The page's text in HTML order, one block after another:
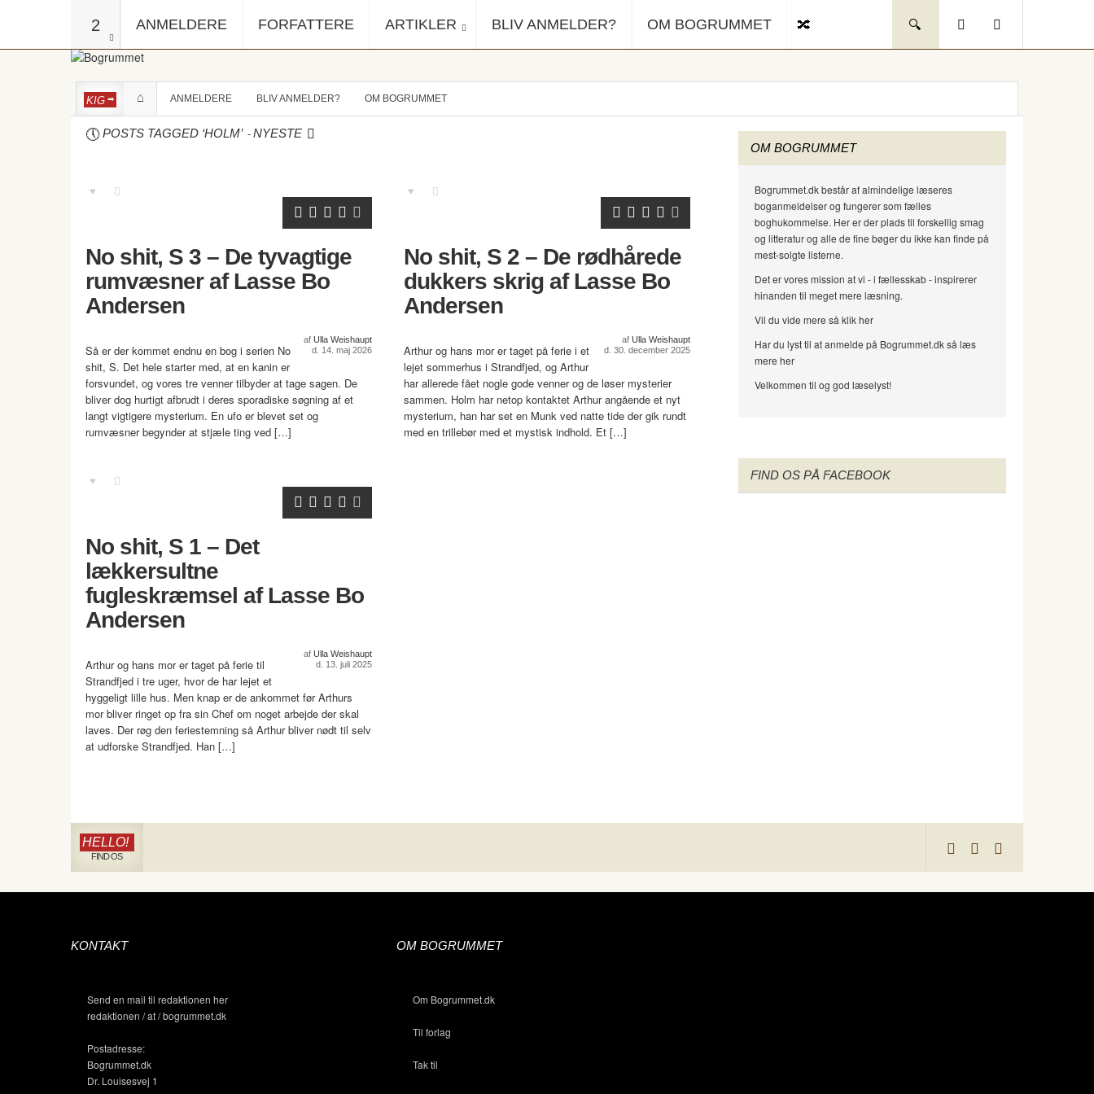
2 ANMELDERE FORFATTERE ARTIKLER BLIV ANMELDER? OM BOGRUMMET
KIG ANMELDERE BLIV ANMELDER? OM BOGRUMMET
POSTS TAGGED ‘HOLM’ -NYESTE
No shit, S 3 – De tyvagtige
rumvæsner af Lasse Bo
Andersen
af Ulla Weishaupt
d. 14. maj 2026
Så er der kommet endnu en bog i serien No
shit, S. Det hele starter med, at en kanin er
forsvundet, og vores tre venner tilbyder at tage sagen. De
bliver dog hurtigt afbrudt i deres sporadiske søgning af et
langt vigtigere mysterium. En ufo er blevet set og
rumvæsner begynder at stjæle ting ved […]
No shit, S 2 – De rødhårede
dukkers skrig af Lasse Bo
Andersen
af Ulla Weishaupt
d. 30. december 2025
Arthur og hans mor er taget på ferie i et
lejet sommerhus i Strandfjed, og Arthur
har allerede fået nogle gode venner og de løser mysterier
sammen. Holm har netop kontaktet Arthur angående et nyt
mysterium, han har set en Munk ved natte tide der gik rundt
med en trillebør med et mystisk indhold. Et […]
No shit, S 1 – Det
lækkersultne
fugleskræmsel af Lasse Bo
Andersen
af Ulla Weishaupt
d. 13. juli 2025
Arthur og hans mor er taget på ferie til
Strandfjed i tre uger, hvor de har lejet et
hyggeligt lille hus. Men knap er de ankommet før Arthurs
mor bliver ringet op fra sin Chef om noget arbejde der skal
laves. Der røg den feriestemning så Arthur bliver nødt til selv
at udforske Strandfjed. Han […]
OM BOGRUMMET
Bogrummet.dk består af almindelige læseres
boganmeldelser og fungerer som fælles
boghukommelse. Her er der plads til forskellig smag
og litteratur og alle de fine bøger du ikke kan finde på
mest-solgte listerne.
Det er vores mission at vi - i fællesskab - inspirerer
hinanden til meget mere læsning.
Vil du vide mere så klik her
Har du lyst til at anmelde på Bogrummet.dk så læs
mere her
Velkommen til og god læselyst!
FIND OS PÅ FACEBOOK
HELLO!
FIND OS
KONTAKT
Send en mail til redaktionen her
redaktionen / at / bogrummet.dk
Postadresse:
Bogrummet.dk
Dr. Louisesvej 1
OM BOGRUMMET
Om Bogrummet.dk
Til forlag
Tak til